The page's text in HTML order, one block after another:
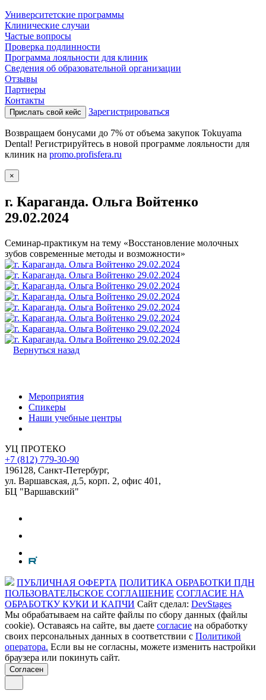
Университетские программы
Клинические случаи
Частые вопросы
Проверка подлинности
Программа лояльности для клиник
Сведения об образовательной организации
Отзывы
Партнеры
Контакты
Прислать свой кейс Зарегистрироваться
Возвращаем бонусами до 7% от объема закупок Tokuyama
Dental! Регистрируйтесь в новой программе лояльности для
клиник на promo.profisfera.ru
×
г. Караганда. Ольга Войтенко
29.02.2024
Семинар-практикум на тему «Восстановление молочных
зубов современные методы и возможности»
Вернуться назад
Мероприятия
Спикеры
Наши учебные центры
УЦ ПРОТЕКО
+7 (812) 779-30-90
196128, Санкт-Петербург,
ул. Варшавская, д.5, корп. 2, офис 401,
БЦ "Варшавский"
ПУБЛИЧНАЯ ОФЕРТА ПОЛИТИКА ОБРАБОТКИ ПДН
ПОЛЬЗОВАТЕЛЬСКОЕ СОГЛАШЕНИЕ СОГЛАСИЕ НА
ОБРАБОТКУ КУКИ И КАПЧИ Сайт сделал: DevStages
Мы обрабатываем на сайте файлы по сбору данных (файлы
cookie). Оставаясь на сайте, вы даете согласие на обработку
своих персональных данных в соответствии с Политикой
оператора. Если вы не согласны, можете изменить настройки
браузера или покинуть сайт.
Согласен